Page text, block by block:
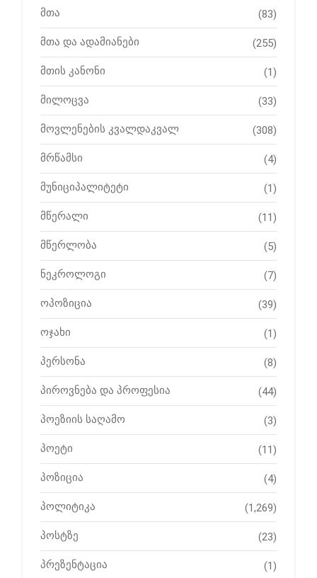
მთა (83)
მთა და ადამიანები (255)
მთის კანონი (1)
მილოცვა (33)
მოვლენების კვალდაკვალ (308)
მრწამსი (4)
მუნიციპალიტეტი (1)
მწერალი (11)
მწერლობა (5)
ნეკროლოგი (7)
ოპოზიცია (39)
ოჯახი (1)
პერსონა (8)
პიროვნება და პროფესია (44)
პოეზიის საღამო (3)
პოეტი (11)
პოზიცია (4)
პოლიტიკა (1,269)
პოსტზე (23)
პრეზენტაცია (1)